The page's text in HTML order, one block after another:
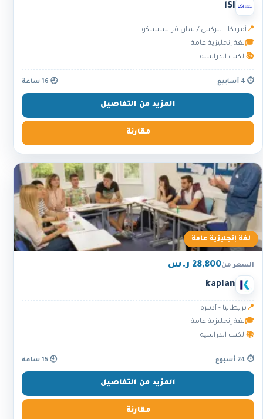
lSI
📍 أمريكا - بيركيلي / سان فرانسيسكو
🎓لغة إنجليزية عامة
📚الكتب الدراسية
⏱ 4 أسابيع 🕘 16 ساعة
المزيد من التفاصيل
مقارنة
لغة إنجليزية عامة
السعر من28,800 ر.س
kaplan
📍 بريطانيا - أدنبره
🎓لغة إنجليزية عامة
📚الكتب الدراسية
⏱ 24 أسبوع 🕘 15 ساعة
المزيد من التفاصيل
مقارنة